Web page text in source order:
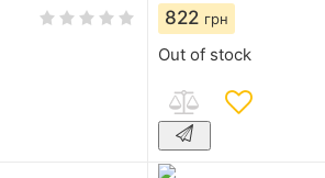
822 грн
Out of stock